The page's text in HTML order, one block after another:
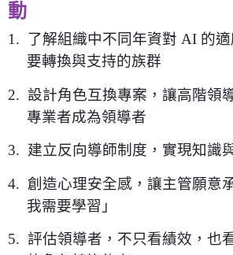
動
1. 了解組織中不同年資對 AI 的
要轉換與支持的族群
2. 設計角色互換專案，讓高階領
專業者成為領導者
3. 建立反向導師制度，實現知識
4. 創造心理安全感，讓主管願意
我需要學習」
5. 評估領導者，不只看績效，也